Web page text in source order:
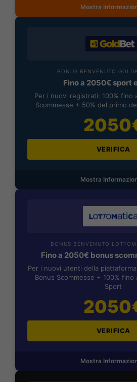
Mostra
BONUS BENVENUTO
Fino a 2050€ sport
Per i nuovi registrati: 100% fino
Scommesse + 50% del primo
VERIFICA
Mostra
BONUS BENVENUTO
Fino a 2050€ bonus
Per i nuovi utenti della
Bonus Scommesse + 100%
Sport
VERIFICA
Mostra